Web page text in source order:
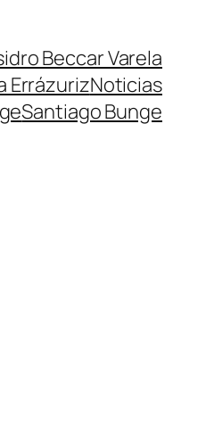
Beccar Varela
ErrázurizNoticias
Santiago Bunge